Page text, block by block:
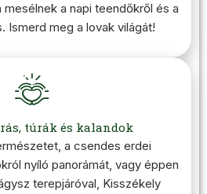
a napi teendőkről és a
Ismerd meg a lovak világát!
túrák és kalandok
a csendes erdei
nyíló panorámát, vagy éppen
terepjáróval, Kisszékely